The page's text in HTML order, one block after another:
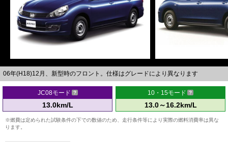
06年(H18)12月、新型時のフロント。仕様はグレードにより異なります
JC08モード
13.0km/L
10・15モード
13.0～16.2km/L
※燃費は定められた試験条件の下での数値のため、走行条件等により実際の燃料消費率は異な
ります。